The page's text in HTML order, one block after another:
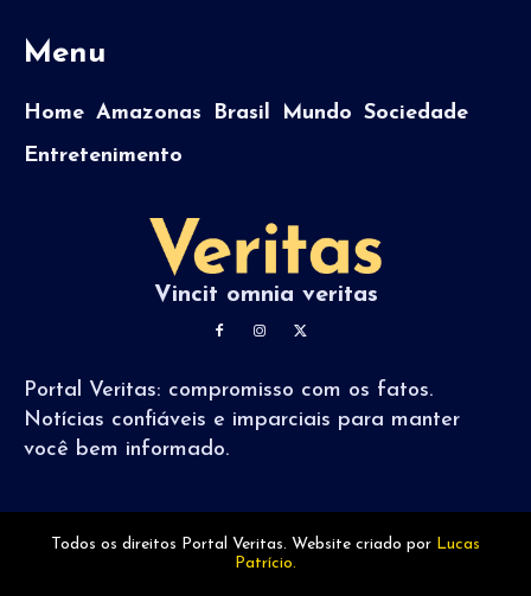
Menu
Home Amazonas Brasil Mundo Sociedade
Entretenimento
Vincit omnia veritas
Portal Veritas: compromisso com os fatos.
Notícias confiáveis e imparciais para manter
você bem informado.
Todos os direitos Portal Veritas. Website criado por Lucas
Patrício.